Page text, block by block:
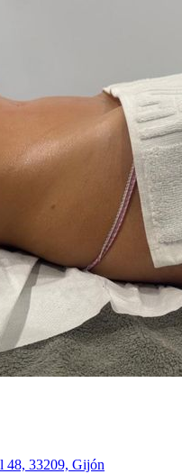
48, 33209, Gijón